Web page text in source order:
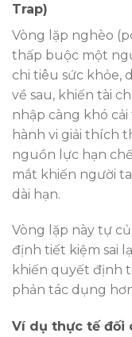
Trap)
Vòng lặp nghèo
thấp buộc một
chi tiêu sức khỏe,
về sau, khiến tài
nhập càng khó
hành vi giải thích
nguồn lực hạn
mắt khiến người
dài hạn.
Vòng lặp này tự
định tiết kiệm sai
khiến quyết định
phản tác dụng
Ví dụ thực tế đối